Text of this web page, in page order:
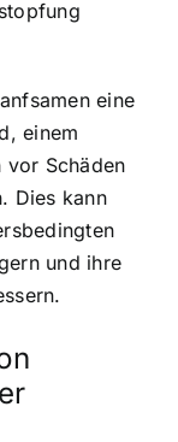
eine
einem
vor Schäden
Dies kann
und ihre